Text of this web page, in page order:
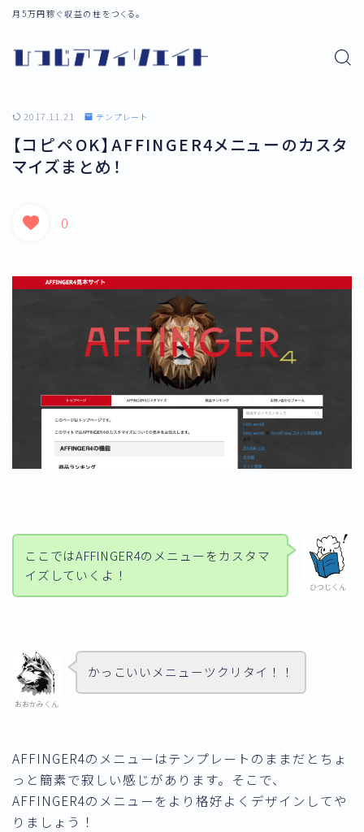
月5万円稼ぐ収益の柱をつくる。
2017.11.21 テンプレート
【コピペOK】AFFINGER4メニューのカスタ
マイズまとめ！
0
ひつじくん
ここではAFFINGER4のメニューをカスタマ
イズしていくよ！
おおかみくん
かっこいいメニューツクリタイ！！
AFFINGER4のメニューはテンプレートのままだとちょ
っと簡素で寂しい感じがあります。そこで、
AFFINGER4のメニューをより格好よくデザインしてや
りましょう！